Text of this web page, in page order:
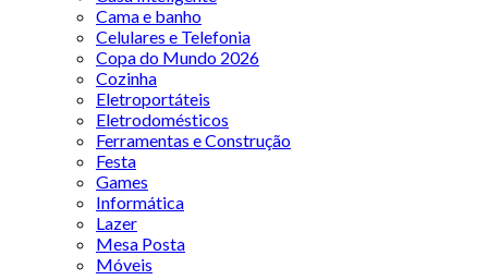
Cama e banho
Celulares e Telefonia
Copa do Mundo 2026
Cozinha
Eletroportáteis
Eletrodomésticos
Ferramentas e Construção
Festa
Games
Informática
Lazer
Mesa Posta
Móveis